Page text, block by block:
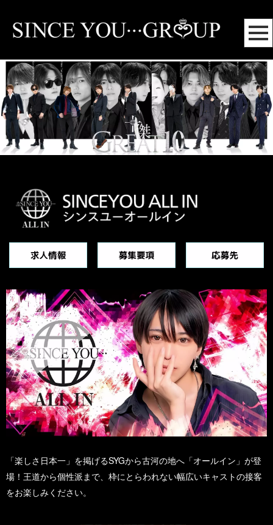
「楽しさ日本一」を掲げるSYGから古河の地へ「オールイン」が登
場！王道から個性派まで、枠にとらわれない幅広いキャストの接客
をお楽しみください。